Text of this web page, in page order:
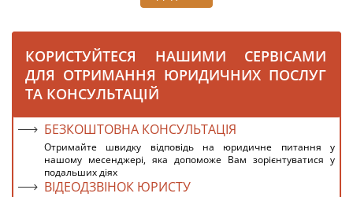
КОРИСТУЙТЕСЯ НАШИМИ СЕРВІСАМИ
ДЛЯ ОТРИМАННЯ ЮРИДИЧНИХ ПОСЛУГ
ТА КОНСУЛЬТАЦІЙ
БЕЗКОШТОВНА КОНСУЛЬТАЦІЯ
Отримайте швидку відповідь на юридичне питання у
нашому месенджері, яка допоможе Вам зорієнтуватися у
подальших діях
ВІДЕОДЗВІНОК ЮРИСТУ